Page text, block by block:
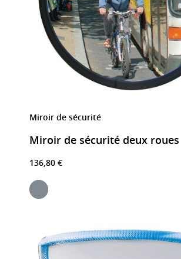
Miroir de sécurité
Miroir de sécurité deux roues
136,80 €